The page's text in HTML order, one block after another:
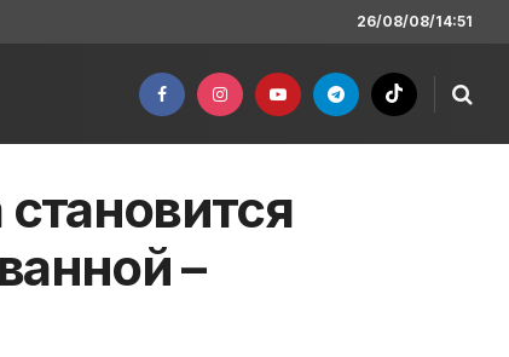
26/08/08/14:51
–